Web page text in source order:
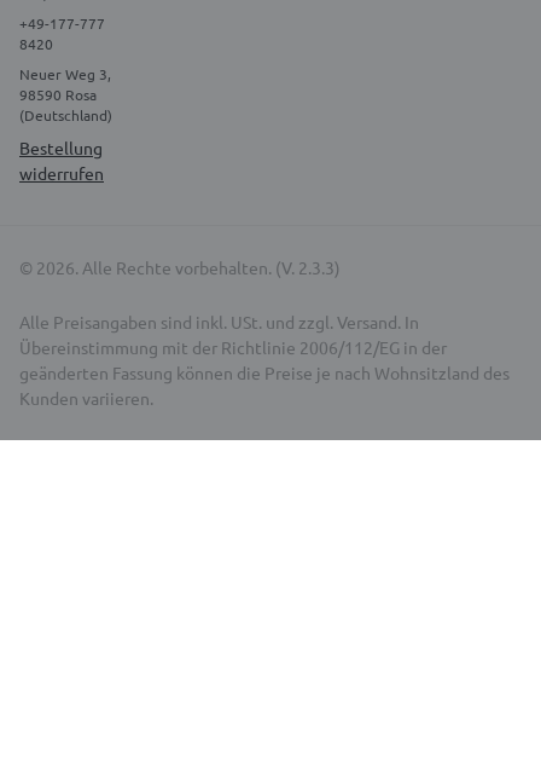
+49-177-777
8420
Neuer Weg 3,
98590 Rosa
(Deutschland)
Bestellung
widerrufen
© 2026. Alle Rechte vorbehalten. (V. 2.3.3)
Alle Preisangaben sind inkl. USt. und zzgl. Versand. In
Übereinstimmung mit der Richtlinie 2006/112/EG in der
geänderten Fassung können die Preise je nach Wohnsitzland des
Kunden variieren.